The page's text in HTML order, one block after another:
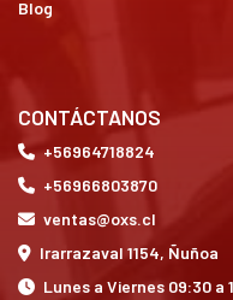
Blog
CONTÁCTANOS
+56964718824
+56966803870
ventas@oxs.cl
Irarrazaval 1154, Ñuñoa
Lunes a Viernes 09:30 a